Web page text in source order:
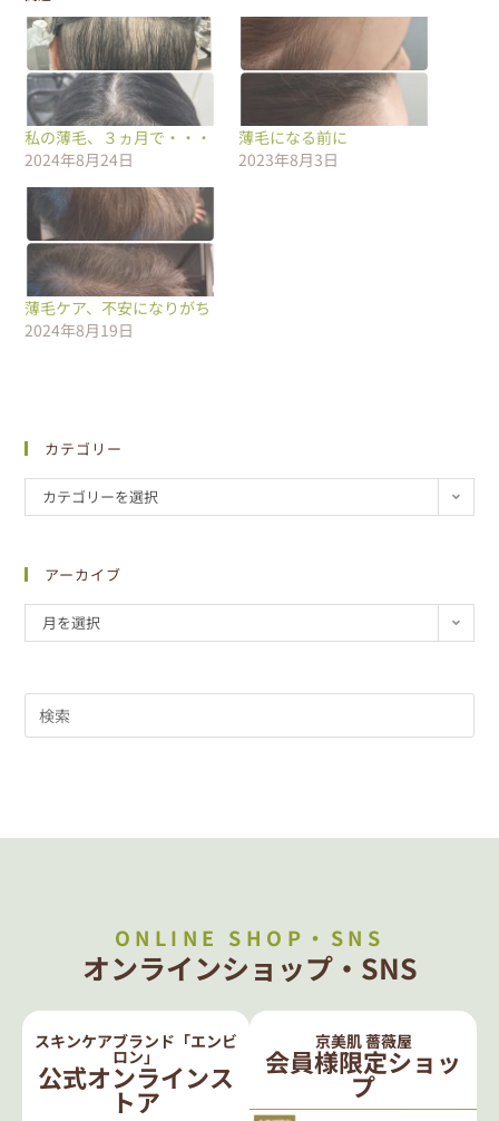
私の薄毛、３ヵ月で・・・
2024年8月24日
薄毛になる前に
2023年8月3日
薄毛ケア、不安になりがち
2024年8月19日
カテゴリー
カテゴリーを選択
アーカイブ
月を選択
ONLINE SHOP・SNS
オンラインショップ・SNS
スキンケアブランド「エンビ
ロン」
公式オンラインス
トア
京美肌 薔薇屋
会員様限定ショッ
プ